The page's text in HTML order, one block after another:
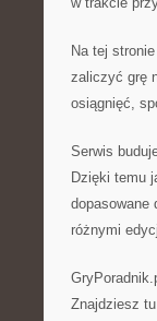
Na tej
zaliczyć grę
osiągnięć,
Serwis
Dzięki temu
dopasowane
różnymi
Znajdziesz